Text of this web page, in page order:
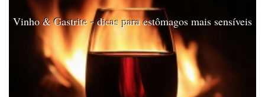
Vinho & Gastrite - dicas para estômagos mais sensíveis